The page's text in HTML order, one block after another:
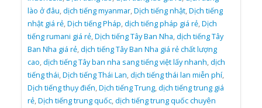
lào ở đâu,dịch tiếng myanmar,Dịch tiếng nhật,Dịch tiếng
nhật giá rẻ,Dịch tiếng Pháp,dịch tiếng pháp giá rẻ,Dịch
tiếng rumani giá rẻ,Dịch tiếng Tây Ban Nha,dịch tiếng Tây
Ban Nha giá rẻ,dịch tiếng Tây Ban Nha giá rẻ chất lượng
cao,dịch tiếng Tây ban nha sang tiếng việt lấy nhanh,dịch
tiếng thái,Dịch tiếng Thái Lan,dịch tiếng thái lan miễn phí,
Dịch tiếng thụy điển,Dịch tiếng Trung,dịch tiếng trung giá
rẻ,Dịch tiếng trung quốc,dịch tiếng trung quốc chuyên